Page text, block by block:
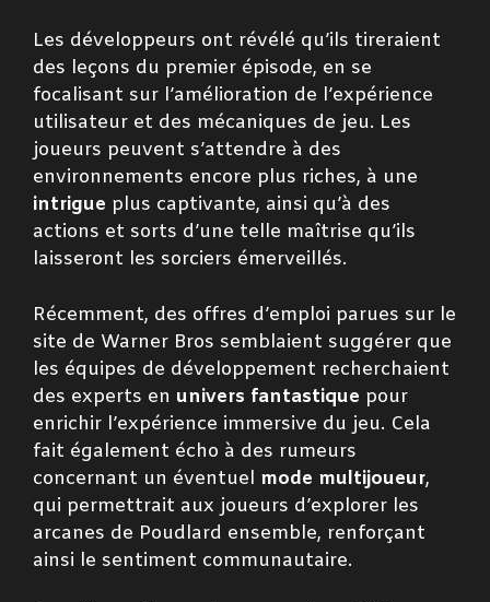
Les développeurs ont révélé qu’ils tireraient
des leçons du premier épisode, en se
focalisant sur l’amélioration de l’expérience
utilisateur et des mécaniques de jeu. Les
joueurs peuvent s’attendre à des
environnements encore plus riches, à une
intrigue plus captivante, ainsi qu’à des
actions et sorts d’une telle maîtrise qu’ils
laisseront les sorciers émerveillés.
Récemment, des offres d’emploi parues sur le
site de Warner Bros semblaient suggérer que
les équipes de développement recherchaient
des experts en univers fantastique pour
enrichir l’expérience immersive du jeu. Cela
fait également écho à des rumeurs
concernant un éventuel mode multijoueur,
qui permettrait aux joueurs d’explorer les
arcanes de Poudlard ensemble, renforçant
ainsi le sentiment communautaire.